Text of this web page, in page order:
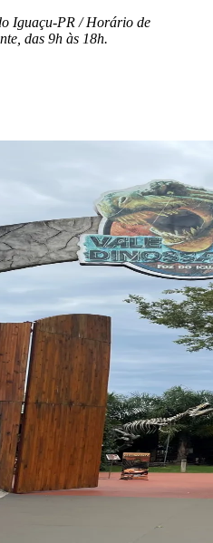
Iguaçu-PR / Horário de
das 9h às 18h.